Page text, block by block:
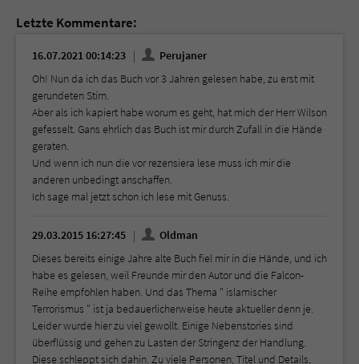
Letzte Kommentare:
16.07.2021 00:14:23
Perujaner
Oh! Nun da ich das Buch vor 3 Jahren gelesen habe, zu erst mit
gerundeten Stirn.
Aber als ich kapiert habe worum es geht, hat mich der Herr Wilson
gefesselt. Gans ehrlich das Buch ist mir durch Zufall in die Hände
geraten.
Und wenn ich nun die vor rezensiera lese muss ich mir die
anderen unbedingt anschaffen.
Ich sage mal jetzt schon ich lese mit Genuss.
29.03.2015 16:27:45
Oldman
Dieses bereits einige Jahre alte Buch fiel mir in die Hände, und ich
habe es gelesen, weil Freunde mir den Autor und die Falcon-
Reihe empfohlen haben. Und das Thema " islamischer
Terrorismus " ist ja bedauerlicherweise heute aktueller denn je.
Leider wurde hier zu viel gewollt. Einige Nebenstories sind
überflüssig und gehen zu Lasten der Stringenz der Handlung.
Diese schleppt sich dahin. Zu viele Personen, Titel und Details,